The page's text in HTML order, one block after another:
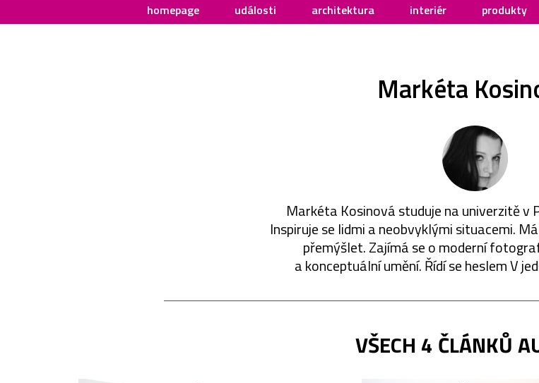
homepage události architektura interiér produkty
Markéta
Markéta Kosinová studuje na univerzitě v
Inspiruje se lidmi a neobvyklými situacemi.
přemýšlet. Zajímá se o moderní
a konceptuální umění. Řídí se heslem V
VŠECH 4 ČLÁNKŮ